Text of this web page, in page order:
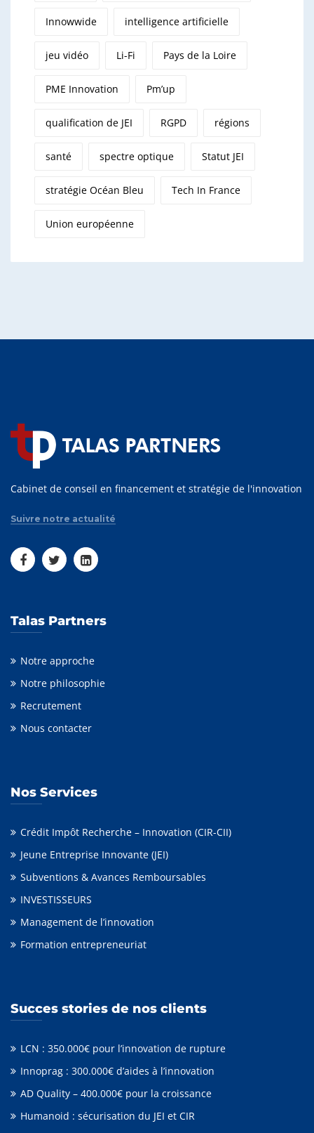
Innowwide intelligence artificielle
jeu vidéo Li-Fi Pays de la Loire
PME Innovation Pm’up
qualification de JEI RGPD régions
santé spectre optique Statut JEI
stratégie Océan Bleu Tech In France
Union européenne
Cabinet de conseil en financement et stratégie de l'innovation
Suivre notre actualité
Talas Partners
Notre approche
Notre philosophie
Recrutement
Nous contacter
Nos Services
Crédit Impôt Recherche – Innovation (CIR-CII)
Jeune Entreprise Innovante (JEI)
Subventions & Avances Remboursables
INVESTISSEURS
Management de l’innovation
Formation entrepreneuriat
Succes stories de nos clients
LCN : 350.000€ pour l’innovation de rupture
Innoprag : 300.000€ d’aides à l’innovation
AD Quality – 400.000€ pour la croissance
Humanoid : sécurisation du JEI et CIR